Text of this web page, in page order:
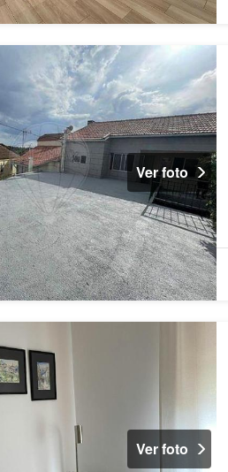
Ver foto
Ver foto